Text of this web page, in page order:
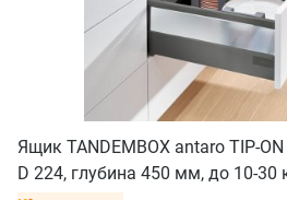
Ящик TANDEMBOX antaro TIP-
D 224, глубина 450 мм, до 10-30